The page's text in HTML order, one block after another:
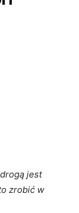
jest
zrobić w